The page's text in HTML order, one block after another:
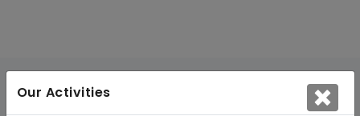
Our Activities